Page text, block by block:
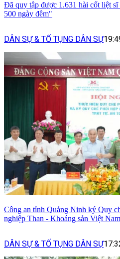
Đã quy tập được 1.631 hài cốt liệt
500 ngày đêm"
DÂN SỰ & TỐ TỤNG DÂN SỰ
Công an tỉnh Quảng Ninh ký Quy
nghiệp Than - Khoáng sản Việt
DÂN SỰ & TỐ TỤNG DÂN SỰ